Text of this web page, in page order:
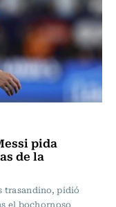
pida
de la
trasandino, pidió
el bochornoso